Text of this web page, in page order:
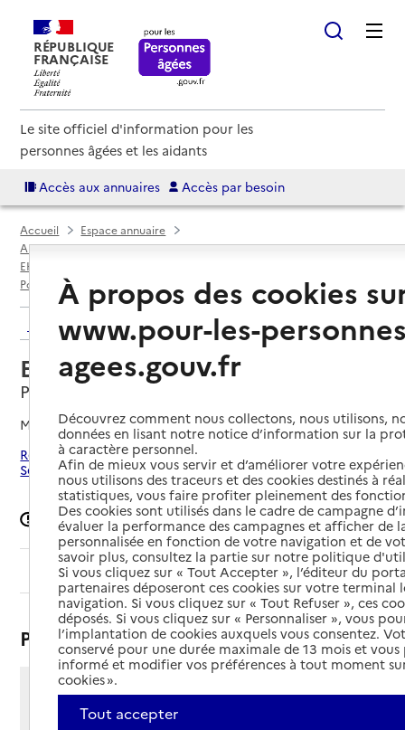
RÉPUBLIQUE
FRANÇAISE
Le site officiel d'information pour les
personnes âgées et les aidants
Accès aux annuaires Accès par besoin
Accueil
Espace annuaire
Annuaire EHPAD et maisons de retraite
EHPAD par département
Port-Jérôme-sur-Seine
EHPAD Le Telhuet
Retour aux résultats de l'annuaire
EHPAD Le Telhuet
Port-Jérôme-sur-Seine, SEINE-MARITIME
Mis à jour le29/04/2026
Rechercher les établissements autour de Port-Jérôme-sur-
Seine
Signaler une erreur
Sommaire
Présentation
Rue Edmond de Lillers
76330 - Port-Jérôme-sur-Seine
À propos des cookies
www.pour-les-
agees.gouv.fr
Découvrez comment nous collectons, nous utilisons,
données en lisant notre notice d’information sur la
à caractère personnel.
Afin de mieux vous servir et d’améliorer votre
nous utilisons des traceurs et des cookies destinés à
statistiques, vous faire profiter pleinement des
Des cookies sont utilisés dans le cadre de campagne
évaluer la performance des campagnes et afficher de
personnalisée en fonction de votre navigation et de
savoir plus, consultez la partie sur notre politique
Si vous cliquez sur « Tout Accepter », l’éditeur du
partenaires déposeront ces cookies sur votre terminal
navigation. Si vous cliquez sur « Tout Refuser », ces
déposés. Si vous cliquez sur « Personnaliser », vous
l’implantation de cookies auxquels vous consentez.
conservé pour une durée maximale de 13 mois et
informé et modifier vos préférences à tout moment
cookies ».
Tout accepter